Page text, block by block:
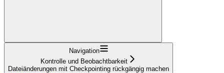
Navigation
Kontrolle und Beobachtbarkeit
Dateiänderungen mit Checkpointing rückgängig machen